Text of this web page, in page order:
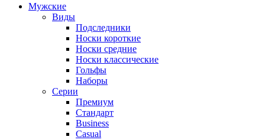
Мужские
Виды
Подследники
Носки короткие
Носки средние
Носки классические
Гольфы
Наборы
Серии
Премиум
Стандарт
Business
Casual